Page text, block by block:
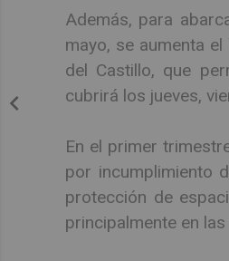
Además, para
mayo, se aumenta
del Castillo, que
cubrirá los jueves,
En el primer
por incumplimiento
protección de
principalmente en